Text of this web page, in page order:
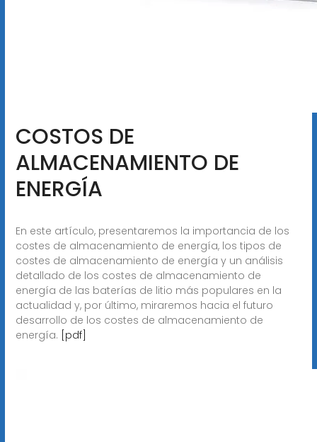
COSTOS DE
ALMACENAMIENTO DE
ENERGÍA
En este artículo, presentaremos la importancia de los
costes de almacenamiento de energía, los tipos de
costes de almacenamiento de energía y un análisis
detallado de los costes de almacenamiento de
energía de las baterías de litio más populares en la
actualidad y, por último, miraremos hacia el futuro
desarrollo de los costes de almacenamiento de
energía. [pdf]